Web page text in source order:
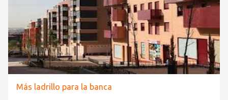
Más ladrillo para la banca